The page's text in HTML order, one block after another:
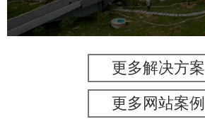
更多解决方案
更多网站案例